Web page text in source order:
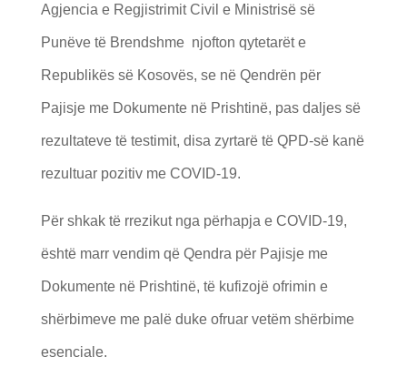
Agjencia e Regjistrimit Civil e Ministrisë së
Punëve të Brendshme njofton qytetarët e
Republikës së Kosovës, se në Qendrën për
Pajisje me Dokumente në Prishtinë, pas daljes së
rezultateve të testimit, disa zyrtarë të QPD-së kanë
rezultuar pozitiv me COVID-19.
Për shkak të rrezikut nga përhapja e COVID-19,
është marr vendim që Qendra për Pajisje me
Dokumente në Prishtinë, të kufizojë ofrimin e
shërbimeve me palë duke ofruar vetëm shërbime
esenciale.